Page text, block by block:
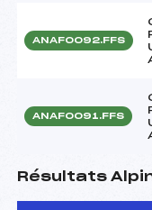
ANAF0092.FFS
ANAF0091.FFS
Résultats